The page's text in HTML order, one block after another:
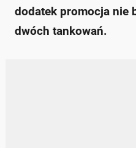
dodatek promocja nie
dwóch tankowań.